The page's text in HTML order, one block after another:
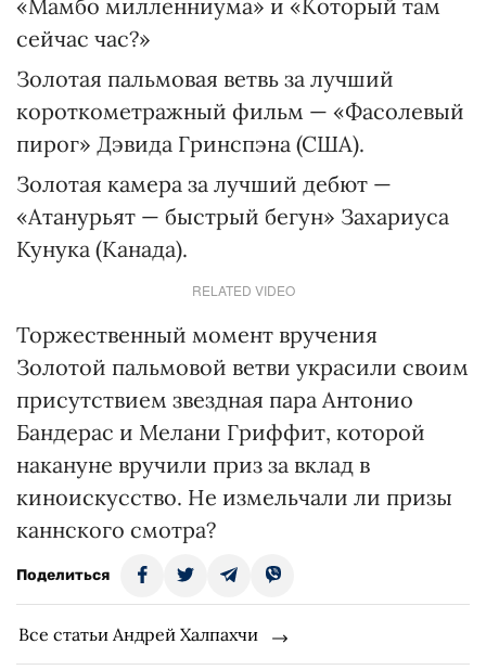
«Мамбо милленниума» и «Который там
сейчас час?»
Золотая пальмовая ветвь за лучший
короткометражный фильм — «Фасолевый
пирог» Дэвида Гринспэна (США).
Золотая камера за лучший дебют —
«Атанурьят — быстрый бегун» Захариуса
Кунука (Канада).
RELATED VIDEO
Торжественный момент вручения
Золотой пальмовой ветви украсили своим
присутствием звездная пара Антонио
Бандерас и Мелани Гриффит, которой
накануне вручили приз за вклад в
киноискусство. Не измельчали ли призы
каннского смотра?
Поделиться
Все статьи Андрей Халпахчи